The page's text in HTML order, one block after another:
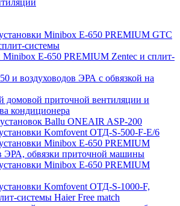
Minibox E-650 PREMIUM GTC
системы
E-650 PREMIUM Zentec и сплит-
и воздуховодов ЭРА с обвязкой на
домовой приточной вентиляции и
кондиционера
Ballu ONEAIR ASP-200
Komfovent ОТД-S-500-F-E/6
Minibox E-650 PREMIUM
ЭРА, обвязки приточной машины
Minibox E-650 PREMIUM
Komfovent ОТД-S-1000-F,
системы Haier Free match